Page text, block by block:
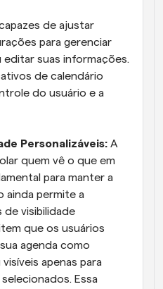
de ajustar
para gerenciar
editar suas informações.
de calendário
do usuário e a
Personalizáveis: A
quem vê o que em
para manter a
ainda permite a
de visibilidade
que os usuários
agenda como
apenas para
Essa